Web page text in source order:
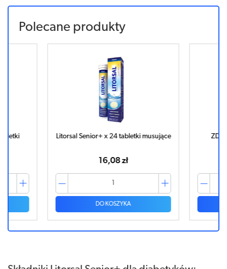
Polecane produkty
Litorsal Senior+ x 24 tabletki musujące
16,08 zł
DO KOSZYKA